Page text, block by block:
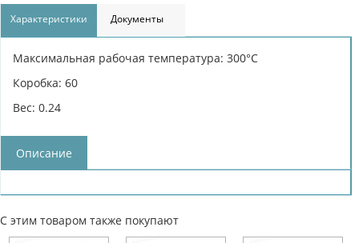
Характеристики Документы
Максимальная рабочая температура: 300°С
Коробка: 60
Вес: 0.24
Описание
С этим товаром также покупают